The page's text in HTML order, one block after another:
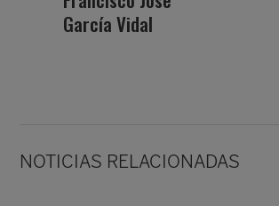
García Vidal
NOTICIAS RELACIONADAS